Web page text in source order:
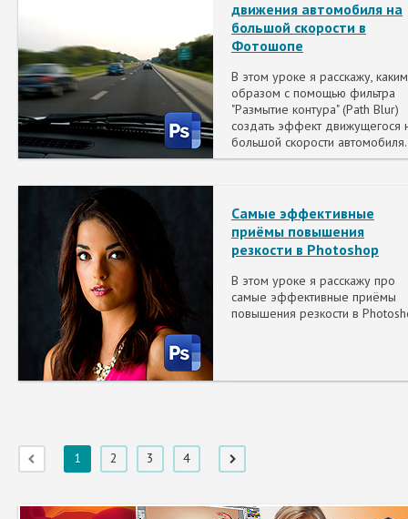
движения автомобиля на
большой скорости в
Фотошопе
В этом уроке я расскажу, каким
образом с помощью фильтра
"Размытие контура" (Path Blur)
создать эффект движущегося
большой скорости автомобиля.
Самые эффективные
приёмы повышения
резкости в Photoshop
В этом уроке я расскажу про
самые эффективные приёмы
повышения резкости в
1 2 3 4